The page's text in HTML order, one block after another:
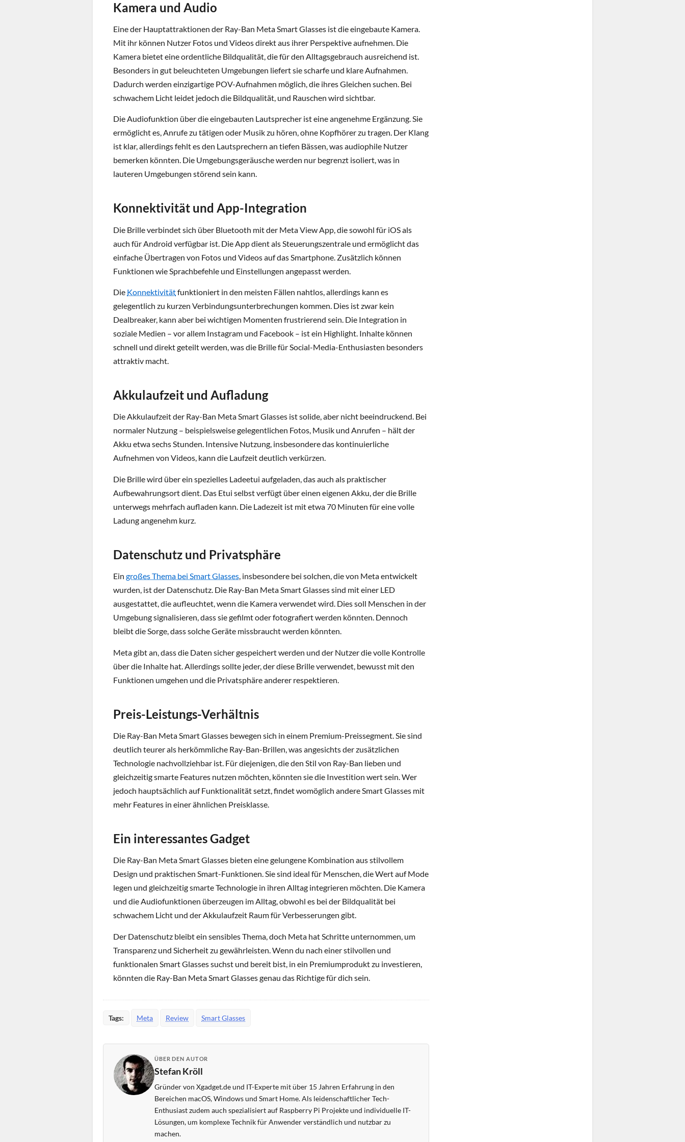
Kamera und Audio
Eine der Hauptattraktionen der Ray-Ban Meta Smart Glasses ist die eingebaute Kamera.
Mit ihr können Nutzer Fotos und Videos direkt aus ihrer Perspektive aufnehmen. Die
Kamera bietet eine ordentliche Bildqualität, die für den Alltagsgebrauch ausreichend ist.
Besonders in gut beleuchteten Umgebungen liefert sie scharfe und klare Aufnahmen.
Dadurch werden einzigartige POV-Aufnahmen möglich, die ihres Gleichen suchen. Bei
schwachem Licht leidet jedoch die Bildqualität, und Rauschen wird sichtbar.
Die Audiofunktion über die eingebauten Lautsprecher ist eine angenehme Ergänzung. Sie
ermöglicht es, Anrufe zu tätigen oder Musik zu hören, ohne Kopfhörer zu tragen. Der Klang
ist klar, allerdings fehlt es den Lautsprechern an tiefen Bässen, was audiophile Nutzer
bemerken könnten. Die Umgebungsgeräusche werden nur begrenzt isoliert, was in
lauteren Umgebungen störend sein kann.
Konnektivität und App-Integration
Die Brille verbindet sich über Bluetooth mit der Meta View App, die sowohl für iOS als
auch für Android verfügbar ist. Die App dient als Steuerungszentrale und ermöglicht das
einfache Übertragen von Fotos und Videos auf das Smartphone. Zusätzlich können
Funktionen wie Sprachbefehle und Einstellungen angepasst werden.
Die Konnektivitätfunktioniert in den meisten Fällen nahtlos, allerdings kann es
gelegentlich zu kurzen Verbindungsunterbrechungen kommen. Dies ist zwar kein
Dealbreaker, kann aber bei wichtigen Momenten frustrierend sein. Die Integration in
soziale Medien – vor allem Instagram und Facebook – ist ein Highlight. Inhalte können
schnell und direkt geteilt werden, was die Brille für Social-Media-Enthusiasten besonders
attraktiv macht.
Akkulaufzeit und Aufladung
Die Akkulaufzeit der Ray-Ban Meta Smart Glasses ist solide, aber nicht beeindruckend. Bei
normaler Nutzung – beispielsweise gelegentlichen Fotos, Musik und Anrufen – hält der
Akku etwa sechs Stunden. Intensive Nutzung, insbesondere das kontinuierliche
Aufnehmen von Videos, kann die Laufzeit deutlich verkürzen.
Die Brille wird über ein spezielles Ladeetui aufgeladen, das auch als praktischer
Aufbewahrungsort dient. Das Etui selbst verfügt über einen eigenen Akku, der die Brille
unterwegs mehrfach aufladen kann. Die Ladezeit ist mit etwa 70 Minuten für eine volle
Ladung angenehm kurz.
Datenschutz und Privatsphäre
Ein großes Thema bei Smart Glasses, insbesondere bei solchen, die von Meta entwickelt
wurden, ist der Datenschutz. Die Ray-Ban Meta Smart Glasses sind mit einer LED
ausgestattet, die aufleuchtet, wenn die Kamera verwendet wird. Dies soll Menschen in der
Umgebung signalisieren, dass sie gefilmt oder fotografiert werden könnten. Dennoch
bleibt die Sorge, dass solche Geräte missbraucht werden könnten.
Meta gibt an, dass die Daten sicher gespeichert werden und der Nutzer die volle Kontrolle
über die Inhalte hat. Allerdings sollte jeder, der diese Brille verwendet, bewusst mit den
Funktionen umgehen und die Privatsphäre anderer respektieren.
Preis-Leistungs-Verhältnis
Die Ray-Ban Meta Smart Glasses bewegen sich in einem Premium-Preissegment. Sie sind
deutlich teurer als herkömmliche Ray-Ban-Brillen, was angesichts der zusätzlichen
Technologie nachvollziehbar ist. Für diejenigen, die den Stil von Ray-Ban lieben und
gleichzeitig smarte Features nutzen möchten, könnten sie die Investition wert sein. Wer
jedoch hauptsächlich auf Funktionalität setzt, findet womöglich andere Smart Glasses mit
mehr Features in einer ähnlichen Preisklasse.
Ein interessantes Gadget
Die Ray-Ban Meta Smart Glasses bieten eine gelungene Kombination aus stilvollem
Design und praktischen Smart-Funktionen. Sie sind ideal für Menschen, die Wert auf Mode
legen und gleichzeitig smarte Technologie in ihren Alltag integrieren möchten. Die Kamera
und die Audiofunktionen überzeugen im Alltag, obwohl es bei der Bildqualität bei
schwachem Licht und der Akkulaufzeit Raum für Verbesserungen gibt.
Der Datenschutz bleibt ein sensibles Thema, doch Meta hat Schritte unternommen, um
Transparenz und Sicherheit zu gewährleisten. Wenn du nach einer stilvollen und
funktionalen Smart Glasses suchst und bereit bist, in ein Premiumprodukt zu investieren,
könnten die Ray-Ban Meta Smart Glasses genau das Richtige für dich sein.
Tags: Meta Review Smart Glasses
ÜBER DEN AUTOR
Stefan Kröll
Gründer von Xgadget.de und IT-Experte mit über 15 Jahren Erfahrung in den
Bereichen macOS, Windows und Smart Home. Als leidenschaftlicher Tech-
Enthusiast zudem auch spezialisiert auf Raspberry Pi Projekte und individuelle IT-
Lösungen, um komplexe Technik für Anwender verständlich und nutzbar zu
machen.